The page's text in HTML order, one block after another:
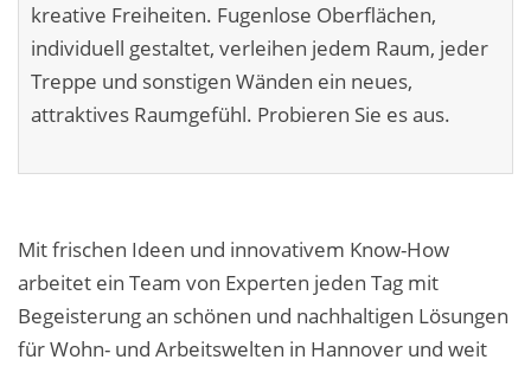
Betonoptik
Bodenbeläge & Designböden
Fassadensanierung
kreative Freiheiten. Fugenlose Oberflächen,
individuell gestaltet, verleihen jedem Raum, jeder
Treppe und sonstigen Wänden ein neues,
attraktives Raumgefühl. Probieren Sie es aus.
Mit frischen Ideen und innovativem Know-How
arbeitet ein Team von Experten jeden Tag mit
Begeisterung an schönen und nachhaltigen Lösungen
für Wohn- und Arbeitswelten in Hannover und weit